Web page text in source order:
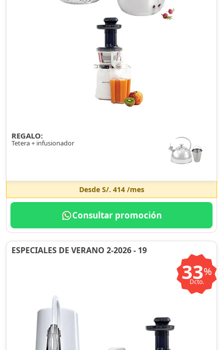
REGALO:
Tetera + infusionador
Desde S/. 414/mes
Consultar promoción
ESPECIALES DE VERANO 2-2026 - 19
33%
Dcto.